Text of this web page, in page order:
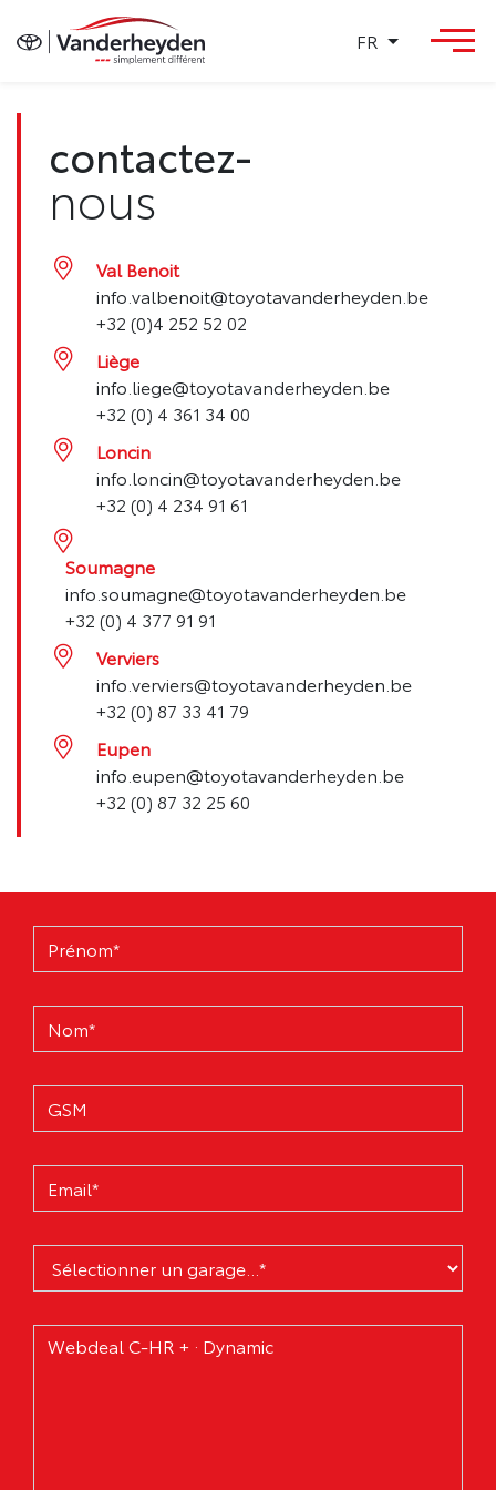
FR
contactez-
nous
Val Benoit
info.valbenoit@toyotavanderheyden.be
+32 (0)4 252 52 02
Liège
info.liege@toyotavanderheyden.be
+32 (0) 4 361 34 00
Loncin
info.loncin@toyotavanderheyden.be
+32 (0) 4 234 91 61
Soumagne
info.soumagne@toyotavanderheyden.be
+32 (0) 4 377 91 91
Verviers
info.verviers@toyotavanderheyden.be
+32 (0) 87 33 41 79
Eupen
info.eupen@toyotavanderheyden.be
+32 (0) 87 32 25 60